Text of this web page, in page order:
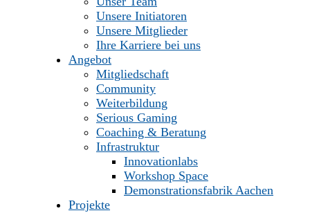
Unsere Initiatoren
Unsere Mitglieder
Ihre Karriere bei uns
Angebot
Mitgliedschaft
Community
Weiterbildung
Serious Gaming
Coaching & Beratung
Infrastruktur
Innovationlabs
Workshop Space
Demonstrationsfabrik Aachen
Projekte